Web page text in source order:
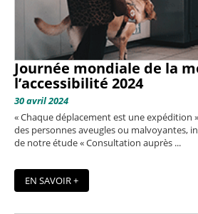
Journée mondiale de la
l’accessibilité 2024
30 avril 2024
« Chaque déplacement est une expédition
des personnes aveugles ou malvoyantes,
de notre étude « Consultation auprès ...
EN SAVOIR +